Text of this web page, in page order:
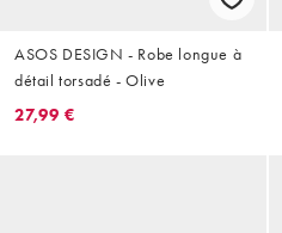
ASOS DESIGN - Robe longue à
détail torsadé - Olive
27,99 €